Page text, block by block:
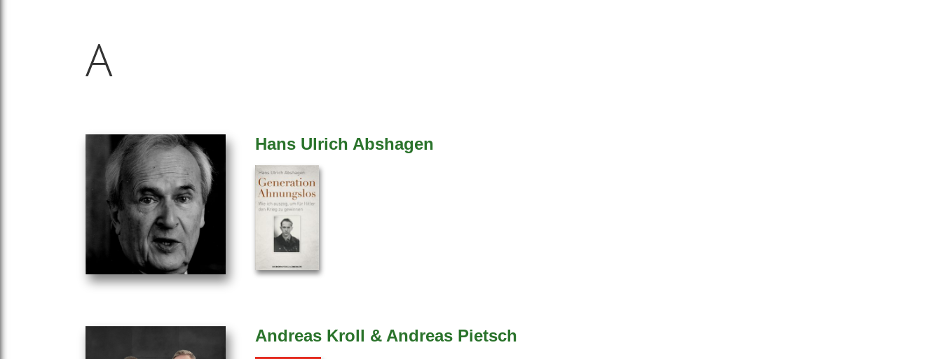
A
Hans Ulrich Abshagen
Andreas Kroll & Andreas Pietsch